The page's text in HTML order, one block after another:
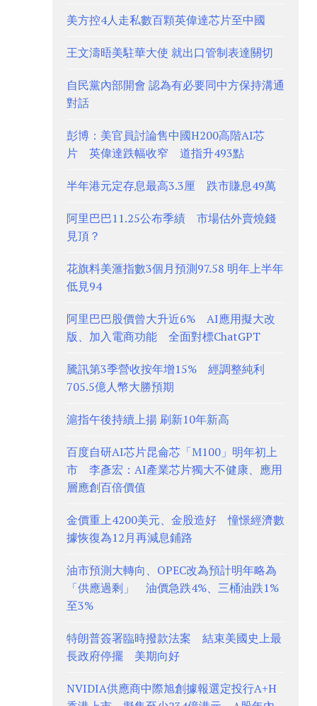
美方控4人走私數百顆英偉達芯片至中國
王文濤晤美駐華大使 就出口管制表達關切
自民黨內部開會 認為有必要同中方保持溝通
對話
彭博：美官員討論售中國H200高階AI芯
片 英偉達跌幅收窄 道指升493點
半年港元定存息最高3.3厘 跌市賺息49萬
阿里巴巴11.25公布季績 市場估外賣燒錢
見頂？
花旗料美滙指數3個月預測97.58 明年上半年
低見94
阿里巴巴股價曾大升近6% AI應用擬大改
版、加入電商功能 全面對標ChatGPT
騰訊第3季營收按年增15% 經調整純利
705.5億人幣大勝預期
滬指午後持續上揚 刷新10年新高
百度自研AI芯片昆侖芯「M100」明年初上
市 李彥宏：AI產業芯片獨大不健康、應用
層應創百倍價值
金價重上4200美元、金股造好 憧憬經濟數
據恢復為12月再減息鋪路
油市預測大轉向、OPEC改為預計明年略為
「供應過剩」 油價急跌4%、三桶油跌1%
至3%
特朗普簽署臨時撥款法案 結束美國史上最
長政府停擺 美期向好
NVIDIA供應商中際旭創據報選定投行A+H